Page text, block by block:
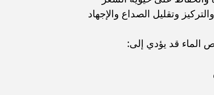
وتقليل الصداع والإجهاد
الماء قد يؤدي إلى: